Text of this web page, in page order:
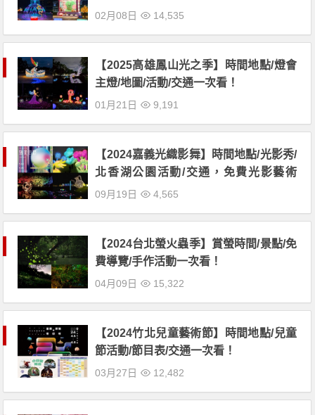
02月08日 14,535
【2025高雄鳳山光之季】時間地點/燈會
主燈/地圖/活動/交通一次看！
01月21日 9,191
【2024嘉義光織影舞】時間地點/光影秀/
北香湖公園活動/交通，免費光影藝術
展！
09月19日 4,565
【2024台北螢火蟲季】賞螢時間/景點/免
費導覽/手作活動一次看！
04月09日 15,322
【2024竹北兒童藝術節】時間地點/兒童
節活動/節目表/交通一次看！
03月27日 12,482